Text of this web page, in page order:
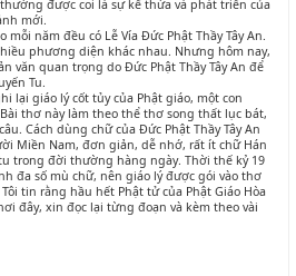
được coi là sự kế thừa và phát triển của
mới.
mỗi năm đều có Lễ Vía Đức Phật Thầy Tây An.
phương diện khác nhau. Nhưng hôm nay,
văn quan trọng do Đức Phật Thầy Tây An để
Tu.
lại giáo lý cốt tủy của Phật giáo, một con
thơ này làm theo thể thơ song thất lục bát,
Cách dùng chữ của Đức Phật Thầy Tây An
Miền Nam, đơn giản, dễ nhớ, rất ít chữ Hán
trong đời thường hàng ngày. Thời thế kỷ 19
đa số mù chữ, nên giáo lý được gói vào thơ
tin rằng hầu hết Phật tử của Phật Giáo Hòa
đây, xin đọc lại từng đoạn và kèm theo vài